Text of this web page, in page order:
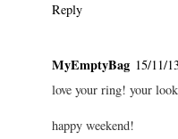
Reply
MyEmptyBag 15/11/
love your ring! your
happy weekend!